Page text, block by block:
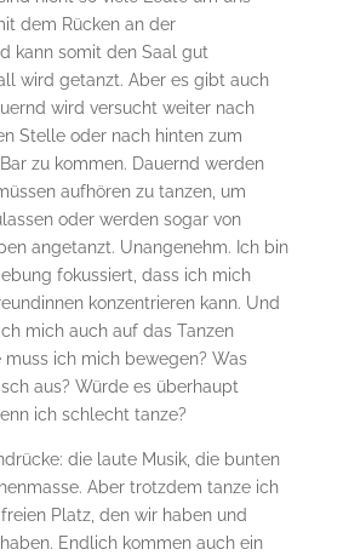
dem Rücken an der
kann somit den Saal gut
wird getanzt. Aber es gibt auch
wird versucht weiter nach
Stelle oder nach hinten zum
zu kommen. Dauernd werden
aufhören zu tanzen, um
oder werden sogar von
angetanzt. Unangenehm. Ich bin
fokussiert, dass ich mich
konzentrieren kann. Und
mich auch auf das Tanzen
muss ich mich bewegen? Was
aus? Würde es überhaupt
ich schlecht tanze?
die laute Musik, die bunten
Aber trotzdem tanze ich
Platz, den wir haben und
Endlich kommen auch ein